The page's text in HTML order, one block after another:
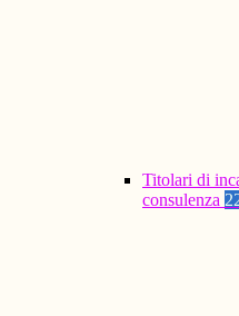
Titolari di
consulenza